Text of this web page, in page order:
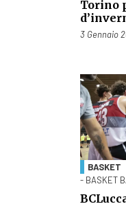
Torino
Pubblicato il
3 Gennaio
BASKET
- BASKET